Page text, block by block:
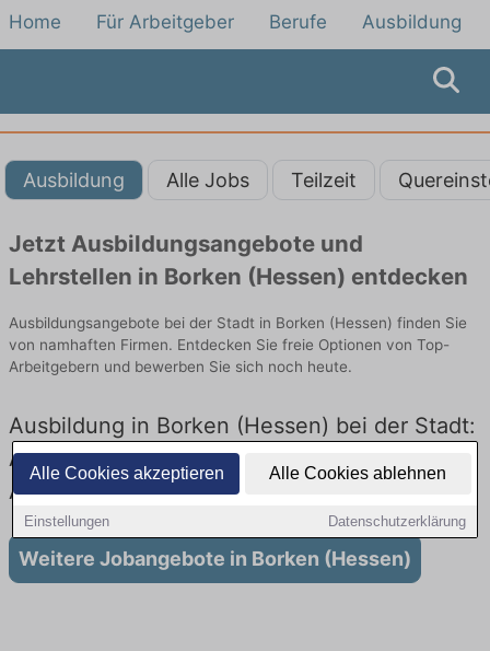
Alle Cookies akzeptieren Alle Cookies ablehnen
Einstellungen Datenschutzerklärung
Home Für Arbeitgeber Berufe Ausbildung
Ausbildung Alle Jobs Teilzeit
Jetzt Ausbildungsangebote und
Lehrstellen in Borken (Hessen) entdecken
Ausbildungsangebote bei der Stadt in Borken (Hessen) finden Sie
von namhaften Firmen. Entdecken Sie freie Optionen von Top-
Arbeitgebern und bewerben Sie sich noch heute.
Ausbildung in Borken (Hessen) bei der Stadt:
Aktuell gibt es keine Stellenangebote für
Ausbildung in Borken (Hessen)
Weitere Jobangebote in Borken (Hessen)